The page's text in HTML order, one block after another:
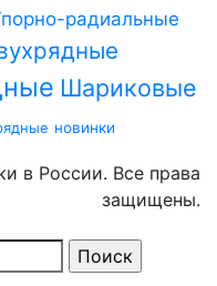
радиальные
Шариковые
новинки
в России. Все права
защищены.